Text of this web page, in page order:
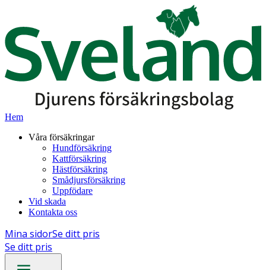
Hem
Våra försäkringar
Hundförsäkring
Kattförsäkring
Hästförsäkring
Smådjursförsäkring
Uppfödare
Vid skada
Kontakta oss
Mina sidorSe ditt pris
Se ditt pris